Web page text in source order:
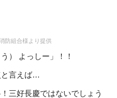
防組合様より提供
） よっしー」！！
と言えば…
三好長慶ではないでしょう